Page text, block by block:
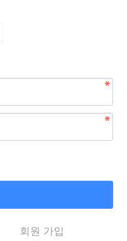
회원 가입